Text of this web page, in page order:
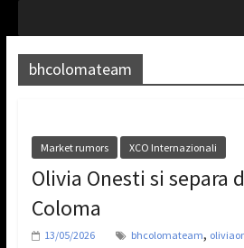
bhcolomateam
Market rumors XCO Internazionali
Olivia Onesti si separa
Coloma
13/05/2026 bhcolomateam,